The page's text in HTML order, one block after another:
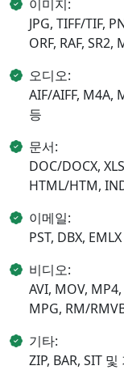
이미지:
JPG, TIFF/TIF,
ORF, RAF, SR2,
오디오:
AIF/AIFF, M4A,
등
문서:
DOC/DOCX,
HTML/HTM,
이메일:
PST, DBX,
비디오:
AVI, MOV, MP4,
MPG, RM/
기타:
ZIP, BAR, SIT